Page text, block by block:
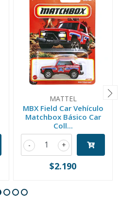
MATTEL
MBX Field Car Vehículo
Matchbox Básico Car
Coll...
+
-
$2.190